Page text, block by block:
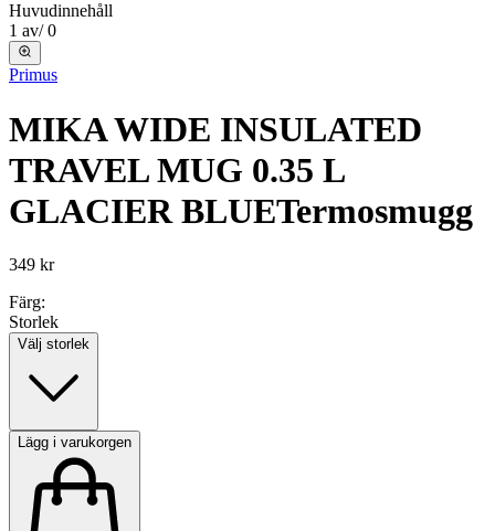
Huvudinnehåll
1 av/ 0
Primus
MIKA WIDE INSULATED
TRAVEL MUG 0.35 L
GLACIER BLUETermosmugg
349 kr
Färg:
Storlek
Välj storlek
Lägg i varukorgen